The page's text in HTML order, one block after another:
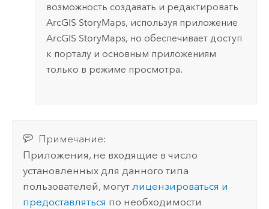
возможность создавать и редактировать
ArcGIS StoryMaps, используя приложение
ArcGIS StoryMaps, но обеспечивает доступ
к порталу и основным приложениям
только в режиме просмотра.
Примечание:
Приложения, не входящие в число
установленных для данного типа
пользователей, могутлицензироваться и
предоставляться по необходимости